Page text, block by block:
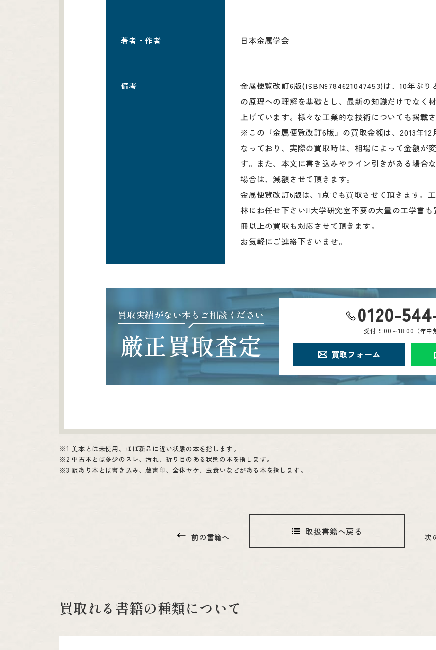
著者・作者 日本金属学会
備考
金属便覧改訂6版(ISBN9784621047453)は、10年ぶ
の原理への理解を基礎とし、最新の知識だけでなく
上げています。様々な工業的な技術についても掲載
※この『金属便覧改訂6版』の買取金額は、2013年12
なっており、実際の買取時は、相場によって金額が
す。また、本文に書き込みやライン引きがある場合
場合は、減額させて頂きます。
金属便覧改訂6版は、1点でも買取させて頂きます。
林にお任せ下さい!!大学研究室不要の大量の工学書
冊以上の買取も対応させて頂きます。
お気軽にご連絡下さいませ。
買取実績がない本もご相談ください
厳正買取査定
0120-
受付 9:00～18:00（年中
買取フォーム
1 美本とは未使用、ほぼ新品に近い状態の本を指します。
2 中古本とは多少のスレ、汚れ、折り目のある状態の本を指します。
3 訳あり本とは書き込み、蔵書印、全体ヤケ、虫食いなどがある本を指します。
前の書籍へ 取扱書籍へ戻る 次
買取れる書籍の種類について